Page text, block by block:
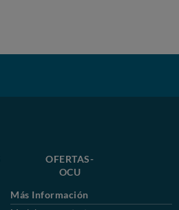
OFERTAS-
OCU
Más Información